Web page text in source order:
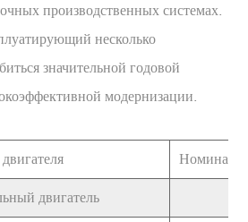
производственных системах.
несколько
значительной годовой
модернизации.
двигатель